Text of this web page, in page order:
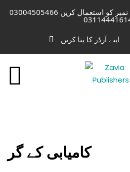
واٹس ایپ / کال کے لیے اس نمبر کو استعمال کریں 03004505466
اپنے آرڈر کا پتا کریں
کامیابی کے گر